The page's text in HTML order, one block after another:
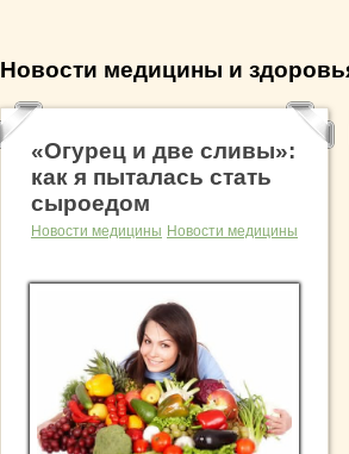
Новости медицины и
«Огурец и две сливы»:
как я пыталась стать
сыроедом
Новости медицины Новости медицины